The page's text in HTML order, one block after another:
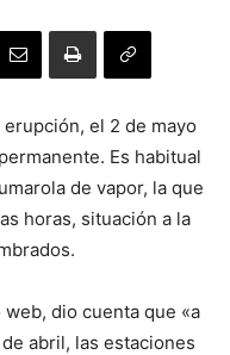
el 2 de mayo
Es habitual
de vapor, la que
horas, situación a la
dio cuenta que «a
abril, las estaciones